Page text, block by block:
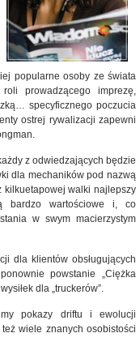
popularne osoby ze świata
prowadzącego imprezę,
specyficznego poczucia
ostrej rywalizacji zapewni
z odwiedzających będzie
dla mechaników pod nazwą
kilkuetapowej walki najlepszy
bardzo wartościowe i, co
w swym macierzystym
dla klientów obsługujących
powstanie „Ciężka
dla „truckerów”.
pokazy driftu i ewolucji
wiele znanych osobistości